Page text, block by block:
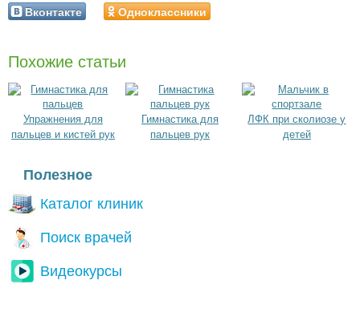
Вконтакте Одноклассники
Похожие статьи
Упражнения для
пальцев и кистей рук
Гимнастика для
пальцев рук
ЛФК при сколиозе у
детей
Полезное
Каталог клиник
Поиск врачей
Видеокурсы